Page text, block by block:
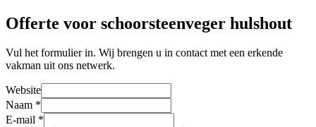
Offerte voor schoorsteenveger hulshout
Vul het formulier in. Wij brengen u in contact met een erkende
vakman uit ons netwerk.
Website
Naam *
E-mail *